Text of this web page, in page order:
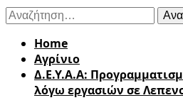
Αναζήτηση
για:
Home
Aγρίνιο
Δ.Ε.Υ.Α.Α:
λόγω εργασιών σε